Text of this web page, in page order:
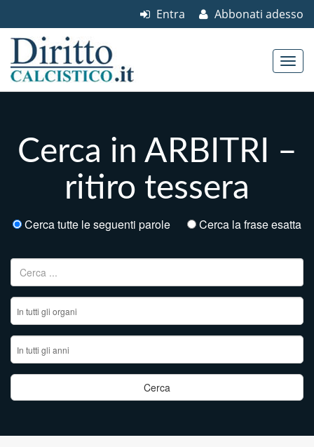
Abbonati adesso
Entra
Cerca in ARBITRI –
ritiro tessera
Cerca tutte le seguenti parole Cerca la frase esatta
Ricerca per: